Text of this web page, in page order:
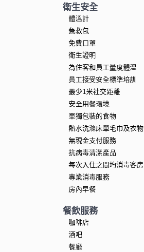
衛生安全
體溫計
急救包
免費口罩
衛生證明
為住客和員工量度體溫
員工接受安全標準培訓
最少1米社交距離
安全用餐環境
單獨包裝的食物
熱水洗滌床單毛巾及衣物
無現金支付服務
抗病毒清潔產品
每次入住之間均消毒客房
專業消毒服務
房內早餐
餐飲服務
咖啡店
酒吧
餐廳